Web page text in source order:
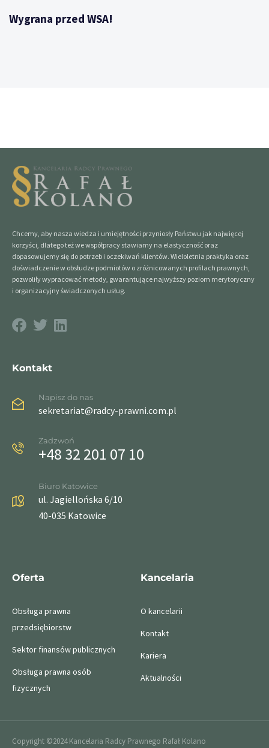
Wygrana przed WSA!
Chcemy, aby nasza wiedza i umiejętności przyniosły Państwu jak najwięcej
korzyści, dlatego też we współpracy stawiamy na elastyczność oraz
dopasowujemy się do potrzeb i oczekiwań klientów. Wieloletnia praktyka oraz
doświadczenie w obsłudze podmiotów o zróżnicowanych profilach prawnych,
pozwoliły wypracować metody, gwarantujące najwyższy poziom merytoryczny
i organizacyjny świadczonych usług.
Kontakt
Napisz do nas
sekretariat@radcy-prawni.com.pl
Zadzwoń
+48 32 201 07 10
Biuro Katowice
ul. Jagiellońska 6/10
40-035 Katowice
Oferta
Obsługa prawna
przedsiębiorstw
Sektor finansów publicznych
Obsługa prawna osób
fizycznych
Kancelaria
O kancelarii
Kontakt
Kariera
Aktualności
Copyright ©2024 Kancelaria Radcy Prawnego Rafał Kolano